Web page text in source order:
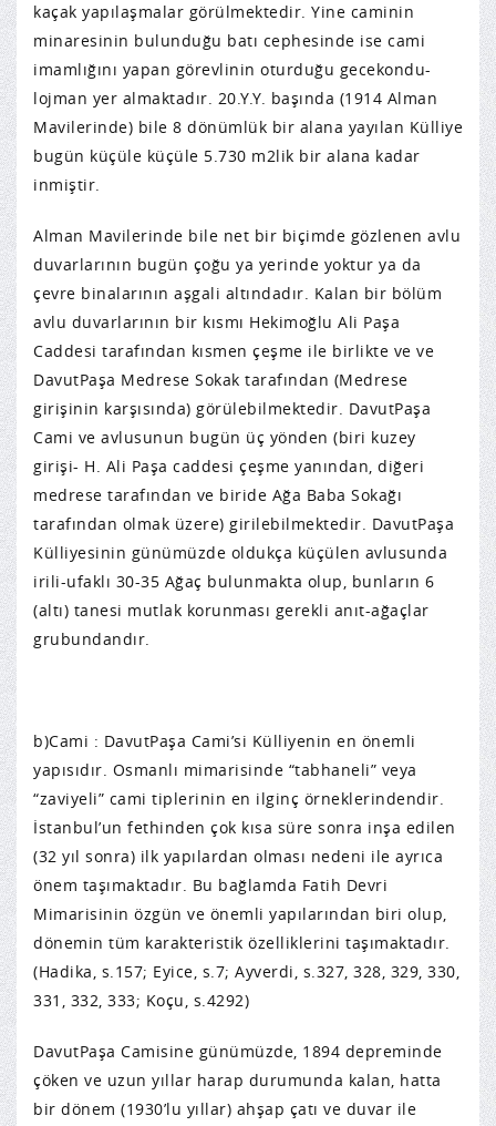
kaçak yapılaşmalar görülmektedir. Yine caminin
minaresinin bulunduğu batı cephesinde ise cami
imamlığını yapan görevlinin oturduğu gecekondu-
lojman yer almaktadır. 20.Y.Y. başında (1914 Alman
Mavilerinde) bile 8 dönümlük bir alana yayılan Külliye
bugün küçüle küçüle 5.730 m2lik bir alana kadar
inmiştir.
Alman Mavilerinde bile net bir biçimde gözlenen avlu
duvarlarının bugün çoğu ya yerinde yoktur ya da
çevre binalarının aşgali altındadır. Kalan bir bölüm
avlu duvarlarının bir kısmı Hekimoğlu Ali Paşa
Caddesi tarafından kısmen çeşme ile birlikte ve ve
DavutPaşa Medrese Sokak tarafından (Medrese
girişinin karşısında) görülebilmektedir. DavutPaşa
Cami ve avlusunun bugün üç yönden (biri kuzey
girişi- H. Ali Paşa caddesi çeşme yanından, diğeri
medrese tarafından ve biride Ağa Baba Sokağı
tarafından olmak üzere) girilebilmektedir. DavutPaşa
Külliyesinin günümüzde oldukça küçülen avlusunda
irili-ufaklı 30-35 Ağaç bulunmakta olup, bunların 6
(altı) tanesi mutlak korunması gerekli anıt-ağaçlar
grubundandır.
b)Cami : DavutPaşa Cami’si Külliyenin en önemli
yapısıdır. Osmanlı mimarisinde “tabhaneli” veya
“zaviyeli” cami tiplerinin en ilginç örneklerindendir.
İstanbul’un fethinden çok kısa süre sonra inşa edilen
(32 yıl sonra) ilk yapılardan olması nedeni ile ayrıca
önem taşımaktadır. Bu bağlamda Fatih Devri
Mimarisinin özgün ve önemli yapılarından biri olup,
dönemin tüm karakteristik özelliklerini taşımaktadır.
(Hadika, s.157; Eyice, s.7; Ayverdi, s.327, 328, 329, 330,
331, 332, 333; Koçu, s.4292)
DavutPaşa Camisine günümüzde, 1894 depreminde
çöken ve uzun yıllar harap durumunda kalan, hatta
bir dönem (1930’lu yıllar) ahşap çatı ve duvar ile